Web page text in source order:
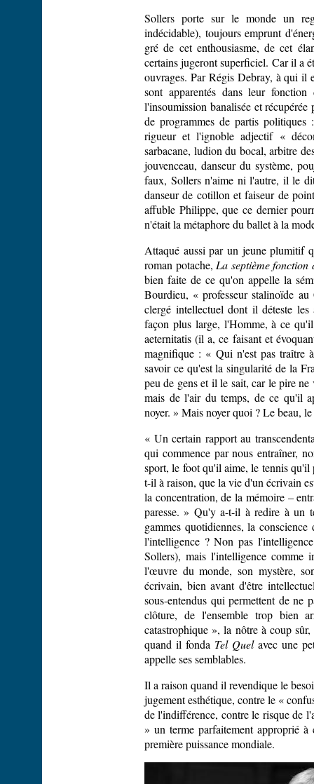
Sollers porte sur le monde un
indécidable), toujours emprunt
gré de cet enthousiasme, de cet
certains jugeront superficiel. Car il a
ouvrages. Par Régis Debray, à qui il
sont apparentés dans leur
l'insoumission banalisée et
de programmes de partis
rigueur et l'ignoble adjectif «
sarbacane, ludion du bocal, arbitre
jouvenceau, danseur du système,
faux, Sollers n'aime ni l'autre, il le
danseur de cotillon et faiseur de
affuble Philippe, que ce dernier
n'était la métaphore du ballet à la
Attaqué aussi par un jeune plumitif
roman potache, La septième fonction
bien faite de ce qu'on appelle la
Bourdieu, « professeur stalinoïde
clergé intellectuel dont il déteste
façon plus large, l'Homme, à ce
aeternitatis (il a, ce faisant et
magnifique : « Qui n'est pas traître
savoir ce qu'est la singularité de la
peu de gens et il le sait, car le pire
mais de l'air du temps, de ce qu'il
noyer. » Mais noyer quoi ? Le beau,
« Un certain rapport au
qui commence par nous entraîner,
sport, le foot qu'il aime, le tennis qu'il
t-il à raison, que la vie d'un écrivain
la concentration, de la mémoire –
paresse. » Qu'y a-t-il à redire à un
gammes quotidiennes, la
l'intelligence ? Non pas
Sollers), mais l'intelligence comme
l'œuvre du monde, son mystère,
écrivain, bien avant d'être
sous-entendus qui permettent de
clôture, de l'ensemble trop bien
catastrophique », la nôtre à coup
quand il fonda Tel Quelavec une
appelle ses semblables.
Il a raison quand il revendique le
jugement esthétique, contre le «
de l'indifférence, contre le risque de
» un terme parfaitement approprié
première puissance mondiale.